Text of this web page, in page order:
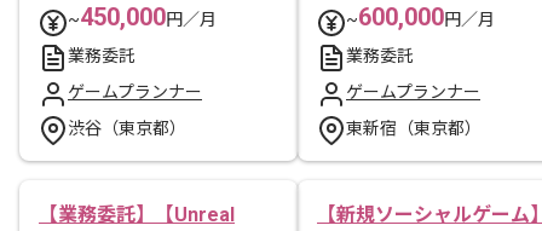
~450,000円／月
業務委託
ゲームプランナー
渋谷（東京都）
~600,000円／月
業務委託
ゲームプランナー
東新宿（東京都）
【業務委託】【Unreal
【新規ソーシャルゲーム